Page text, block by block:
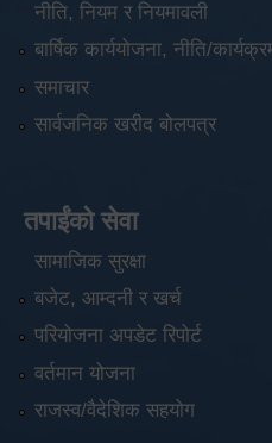
नीति, नियम र नियमावली
बार्षिक कार्ययोजना, नीति/
समाचार
सार्वजनिक खरीद बोलपत्र
तपाईंको सेवा
सामाजिक सुरक्षा
बजेट, आम्दनी र खर्च
परियोजना अपडेट रिपोर्ट
वर्तमान योजना
राजस्व/वैदेशिक सहयोग